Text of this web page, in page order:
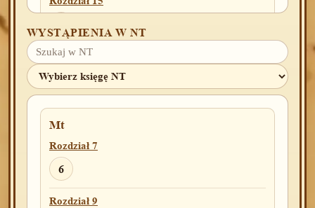
Rozdział 1
40
Rozdział 11
31
Rozdział 12
WYSTĄPIENIA W NT
Mt
Rozdział 7
6
Rozdział 9